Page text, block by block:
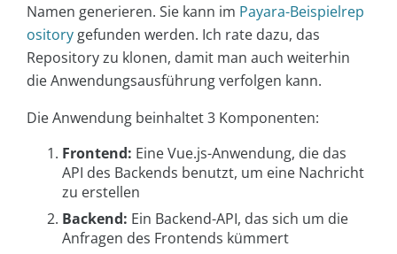
Namen generieren. Sie kann im Payara-Beispielrep
ository gefunden werden. Ich rate dazu, das
Repository zu klonen, damit man auch weiterhin
die Anwendungsausführung verfolgen kann.
Die Anwendung beinhaltet 3 Komponenten:
Frontend: Eine Vue.js-Anwendung, die das
API des Backends benutzt, um eine Nachricht
zu erstellen
Backend: Ein Backend-API, das sich um die
Anfragen des Frontends kümmert